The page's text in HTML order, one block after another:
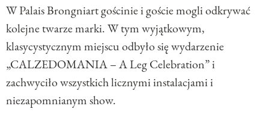
W Palais Brongniart gościnie i goście mogli odkrywać
kolejne twarze marki. W tym wyjątkowym,
klasycystycznym miejscu odbyło się wydarzenie
„CALZEDOMANIA – A Leg Celebration” i
zachwyciło wszystkich licznymi instalacjami i
niezapomnianym show.